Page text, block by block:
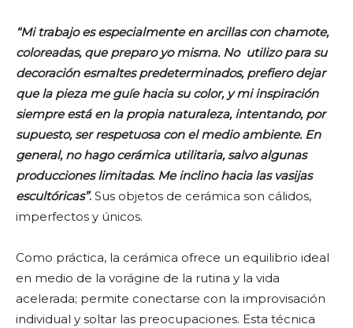
“Mi trabajo es especialmente en arcillas con chamote,
coloreadas, que preparo yo misma. No utilizo para su
decoración esmaltes predeterminados, prefiero dejar
que la pieza me guíe hacia su color, y mi inspiración
siempre está en la propia naturaleza, intentando, por
supuesto, ser respetuosa con el medio ambiente. En
general, no hago cerámica utilitaria, salvo algunas
producciones limitadas. Me inclino hacia las vasijas
escultóricas”. Sus objetos de cerámica son cálidos,
imperfectos y únicos.
Como práctica, la cerámica ofrece un equilibrio ideal
en medio de la vorágine de la rutina y la vida
acelerada; permite conectarse con la improvisación
individual y soltar las preocupaciones. Esta técnica